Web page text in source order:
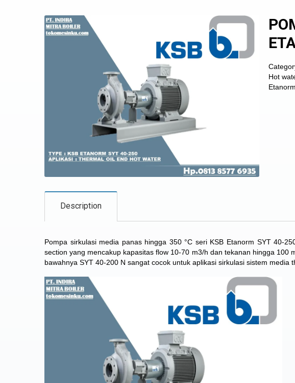
Hot
Description
Pompa sirkulasi media panas hingga 350 °C seri KSB Etanorm SYT 40-
section yang mencakup kapasitas flow 10-70 m3/h dan tekanan hingga
bawahnya SYT 40-200 N sangat cocok untuk aplikasi sirkulasi sistem media